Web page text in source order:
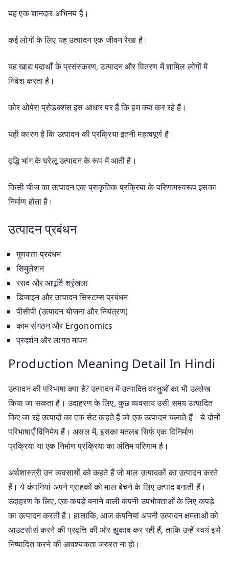
यह एक शानदार अभिनय है।
कई लोगों के लिए यह उत्पादन एक जीवन रेखा है।
यह खाद्य पदार्थों के प्रसंस्करण, उत्पादन और वितरण में शामिल लोगों में
निवेश करता है।
कोर ओपेरा प्रोडक्शंस इस आधार पर हैं कि हम क्या कर रहे हैं।
यही कारण है कि उत्पादन की प्रक्रिया इतनी महत्वपूर्ण है।
वृद्धि भांग के घरेलू उत्पादन के रूप में आती है।
किसी चीज का उत्पादन एक प्राकृतिक प्रक्रिया के परिणामस्वरूप इसका
निर्माण होता है।
उत्पादन प्रबंधन
गुणवत्ता प्रबंधन
सिमुलेशन
रसद और आपूर्ति श्रृंखला
डिजाइन और उत्पादन सिस्टम्स प्रबंधन
पीसीपी (उत्पादन योजना और नियंत्रण)
काम संगठन और Ergonomics
प्रदर्शन और लागत मापन
Production Meaning Detail In Hindi
उत्पादन की परिभाषा क्या है? उत्पादन में उत्पादित वस्तुओं का भी उल्लेख
किया जा सकता है। उदाहरण के लिए, कुछ व्यवसाय उसी समय उत्पादित
किए जा रहे उत्पादों का एक सेट कहते हैं जो एक उत्पादन चलाते हैं। ये दोनों
परिभाषाएँ विनिमेय हैं। असल में, इसका मतलब सिर्फ एक विनिर्माण
प्रक्रिया या एक निर्माण प्रक्रिया का अंतिम परिणाम है।
अर्थशास्त्री उन व्यवसायों को कहते हैं जो माल उत्पादकों का उत्पादन करते
हैं। ये कंपनियां अपने ग्राहकों को माल बेचने के लिए उत्पाद बनाती हैं।
उदाहरण के लिए, एक कपड़े बनाने वाली कंपनी उपभोक्ताओं के लिए कपड़े
का उत्पादन करती है। हालांकि, आज कंपनियां अपनी उत्पादन क्षमताओं को
आउटसोर्स करने की प्रवृत्ति की ओर झुकाव कर रही हैं, ताकि उन्हें स्वयं इसे
निष्पादित करने की आवश्यकता जरुरत ना हो।